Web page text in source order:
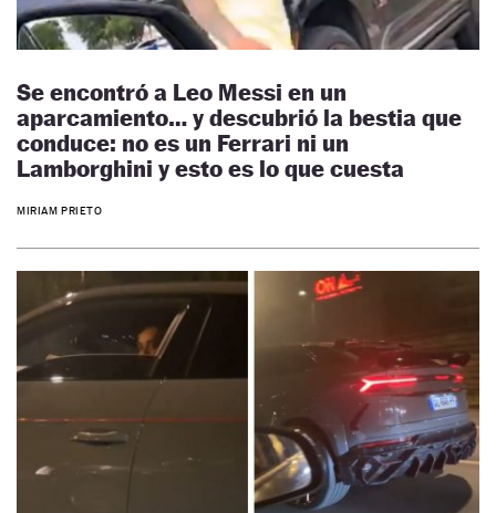
Se encontró a Leo Messi en un
aparcamiento… y descubrió la bestia que
conduce: no es un Ferrari ni un
Lamborghini y esto es lo que cuesta
MIRIAM PRIETO